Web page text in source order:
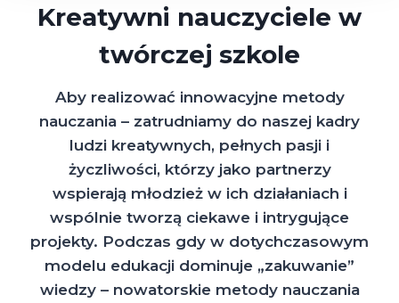
Kreatywni nauczyciele w
twórczej szkole
Aby realizować innowacyjne metody
nauczania – zatrudniamy do naszej kadry
ludzi kreatywnych, pełnych pasji i
życzliwości, którzy jako partnerzy
wspierają młodzież w ich działaniach i
wspólnie tworzą ciekawe i intrygujące
projekty. Podczas gdy w dotychczasowym
modelu edukacji dominuje „zakuwanie”
wiedzy – nowatorskie metody nauczania